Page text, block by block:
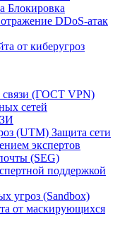
Блокировка
DDoS‑атак
от киберугроз
(ГОСТ VPN)
сетей
(UTM) Защита сети
экспертов
(SEG)
поддержкой
угроз (Sandbox)
от маскирующихся